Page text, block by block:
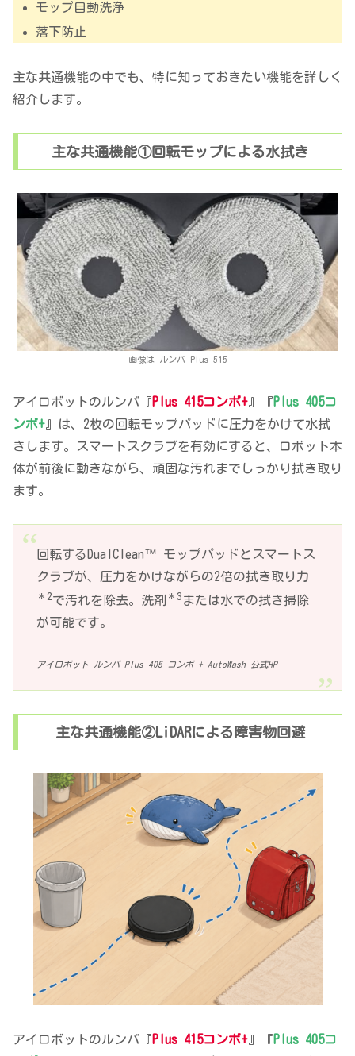
モップ自動洗浄
落下防止
主な共通機能の中でも、特に知っておきたい機能を詳しく
紹介します。
主な共通機能①回転モップによる水拭き
画像は ルンバ Plus 515
アイロボットのルンバ『Plus 415コンボ+ 』『Plus 405コ
ンボ+ 』は、2枚の回転モップパッドに圧力をかけて水拭
きします。スマートスクラブを有効にすると、ロボット本
体が前後に動きながら、頑固な汚れまでしっかり拭き取り
ます。
回転するDualClean™ モップパッドとスマートス
クラブが、圧力をかけながらの2倍の拭き取り力
＊2で汚れを除去。洗剤 ＊3 または水での拭き掃除
が可能です。
アイロボット ルンバ Plus 405 コンボ + AutoWash 公式HP
主な共通機能②LiDARによる障害物回避
アイロボットのルンバ『Plus 415コンボ+ 』『Plus 405コ